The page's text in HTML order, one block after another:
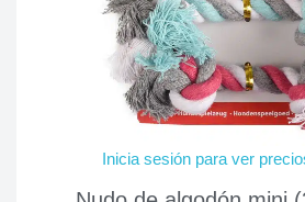
Inicia sesión para ver